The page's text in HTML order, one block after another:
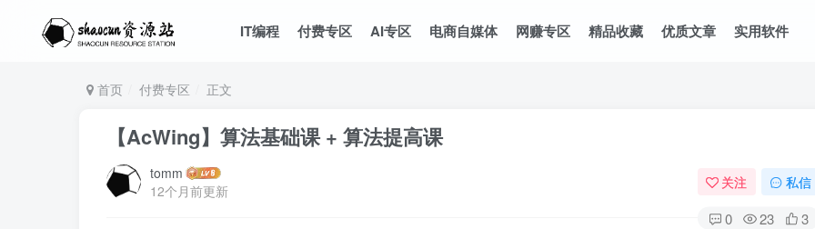
IT编程 付费专区 AI专区 电商自媒体 网赚专区 精品收藏 优质文章 实用软件
首页 付费专区 正文
【AcWing】算法基础课 + 算法提高课
tomm
12个月前更新
关注 私信
0 23 3